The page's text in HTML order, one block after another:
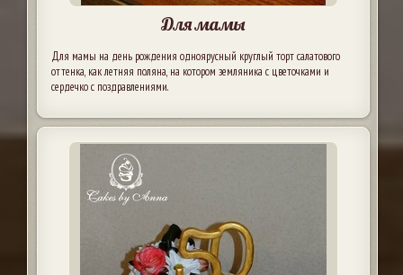
Для мамы
Для мамы на день рождения одноярусный круглый торт салатового
оттенка, как летняя поляна, на котором земляника с цветочками и
сердечко с поздравлениями.